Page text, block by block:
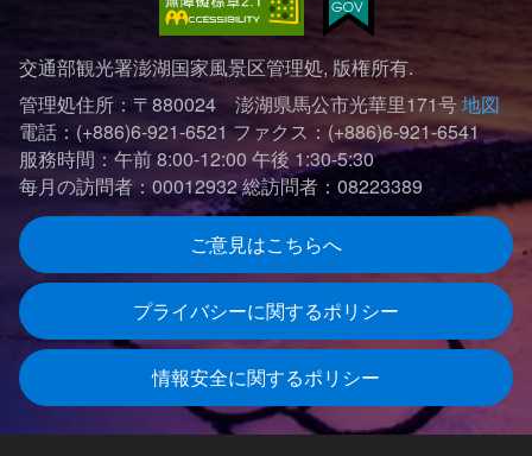
交通部観光署澎湖国家風景区管理処, 版権所有.
管理処住所：〒880024 澎湖県馬公市光華里171号地図
電話：(+886)6-921-6521 ファクス：(+886)6-921-6541
服務時間：午前 8:00-12:00 午後 1:30-5:30
每月の訪問者：00012932総訪問者：08223389
ご意見はこちらへ
プライバシーに関するポリシー
情報安全に関するポリシー